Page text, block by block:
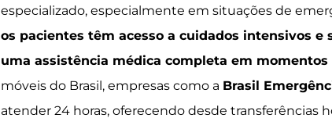
especializado, especialmente em situações de
os pacientes têm acesso a cuidados intensivos e
uma assistência médica completa em momentos
móveis do Brasil, empresas como a Brasil
atender 24 horas, oferecendo desde transferências